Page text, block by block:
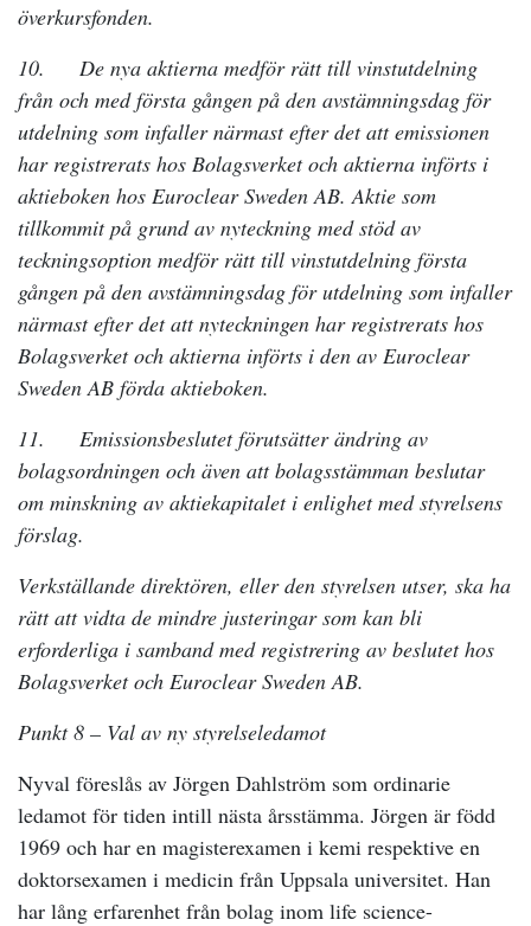
överkursfonden.
10. De nya aktierna medför rätt till vinstutdelning
från och med första gången på den avstämningsdag för
utdelning som infaller närmast efter det att emissionen
har registrerats hos Bolagsverket och aktierna införts i
aktieboken hos Euroclear Sweden AB. Aktie som
tillkommit på grund av nyteckning med stöd av
teckningsoption medför rätt till vinstutdelning första
gången på den avstämningsdag för utdelning som infaller
närmast efter det att nyteckningen har registrerats hos
Bolagsverket och aktierna införts i den av Euroclear
Sweden AB förda aktieboken.
11. Emissionsbeslutet förutsätter ändring av
bolagsordningen och även att bolagsstämman beslutar
om minskning av aktiekapitalet i enlighet med styrelsens
förslag.
Verkställande direktören, eller den styrelsen utser, ska ha
rätt att vidta de mindre justeringar som kan bli
erforderliga i samband med registrering av beslutet hos
Bolagsverket och Euroclear Sweden AB.
Punkt8 – Val av ny styrelseledamot
Nyval föreslås av Jörgen Dahlström som ordinarie
ledamot för tiden intill nästa årsstämma. Jörgen är född
1969 och har en magisterexamen i kemi respektive en
doktorsexamen i medicin från Uppsala universitet. Han
har lång erfarenhet från bolag inom life science-